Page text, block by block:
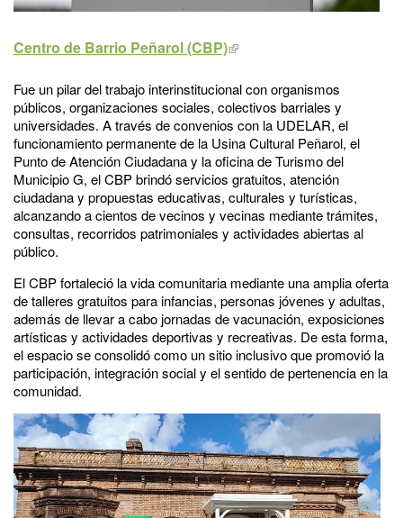
Centro de Barrio Peñarol (CBP)
Fue un pilar del trabajo interinstitucional con organismos
públicos, organizaciones sociales, colectivos barriales y
universidades. A través de convenios con la UDELAR, el
funcionamiento permanente de la Usina Cultural Peñarol, el
Punto de Atención Ciudadana y la oficina de Turismo del
Municipio G, el CBP brindó servicios gratuitos, atención
ciudadana y propuestas educativas, culturales y turísticas,
alcanzando a cientos de vecinos y vecinas mediante trámites,
consultas, recorridos patrimoniales y actividades abiertas al
público.
El CBP fortaleció la vida comunitaria mediante una amplia oferta
de talleres gratuitos para infancias, personas jóvenes y adultas,
además de llevar a cabo jornadas de vacunación, exposiciones
artísticas y actividades deportivas y recreativas. De esta forma,
el espacio se consolidó como un sitio inclusivo que promovió la
participación, integración social y el sentido de pertenencia en la
comunidad.